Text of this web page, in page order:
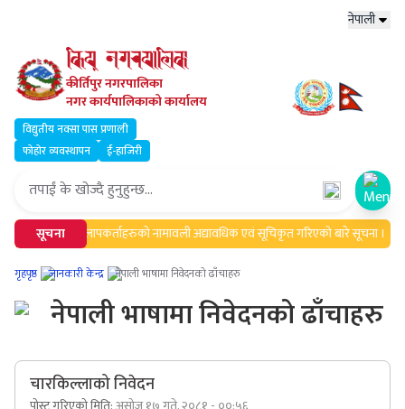
नेपाली
कीर्तिपुर नगरपालिका
नगर कार्यपालिकाको कार्यालय
विद्युतीय नक्सा पास प्रणाली
फोहोर व्यवस्थापन
ई-हाजिरी
सूचनामेलमिलापकर्ताहरुको नामावली अद्यावधिक एवं सूचिकृत गरिएको बारे सूचना ।
गृहपृष्ठ जानकारी केन्द्र नेपाली भाषामा निवेदनको ढाँचाहरु
नेपाली भाषामा निवेदनको ढाँचाहरु
चारकिल्लाको निवेदन